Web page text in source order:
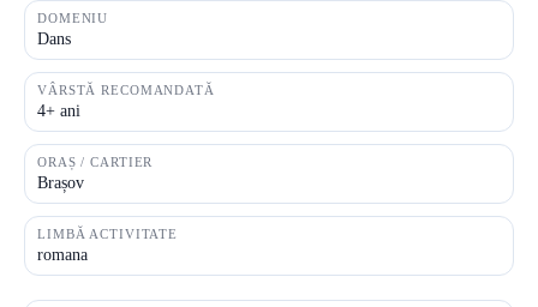
DOMENIU
Dans
VÂRSTĂ RECOMANDATĂ
4+ ani
ORAȘ / CARTIER
Brașov
LIMBĂ ACTIVITATE
romana